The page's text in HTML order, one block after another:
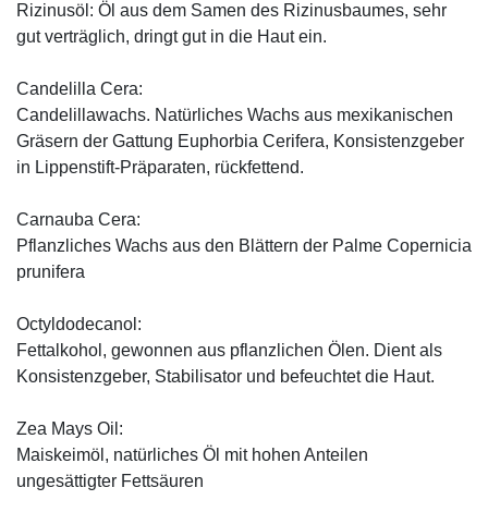
Rizinusöl: Öl aus dem Samen des Rizinusbaumes, sehr
gut verträglich, dringt gut in die Haut ein.
Candelilla Cera:
Candelillawachs. Natürliches Wachs aus mexikanischen
Gräsern der Gattung Euphorbia Cerifera, Konsistenzgeber
in Lippenstift-Präparaten, rückfettend.
Carnauba Cera:
Pflanzliches Wachs aus den Blättern der Palme Copernicia
prunifera
Octyldodecanol:
Fettalkohol, gewonnen aus pflanzlichen Ölen. Dient als
Konsistenzgeber, Stabilisator und befeuchtet die Haut.
Zea Mays Oil:
Maiskeimöl, natürliches Öl mit hohen Anteilen
ungesättigter Fettsäuren